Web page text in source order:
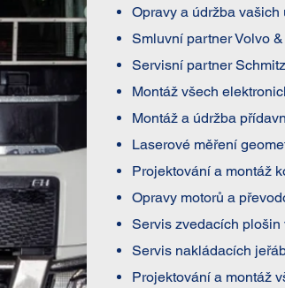
Opravy a údržba
Smluvní partner Volvo
Servisní partner
Montáž všech
Montáž a údržba
Laserové měření
Projektování a montáž
Opravy motorů a
Servis zvedacích
Servis nakládacích
Projektování a montáž